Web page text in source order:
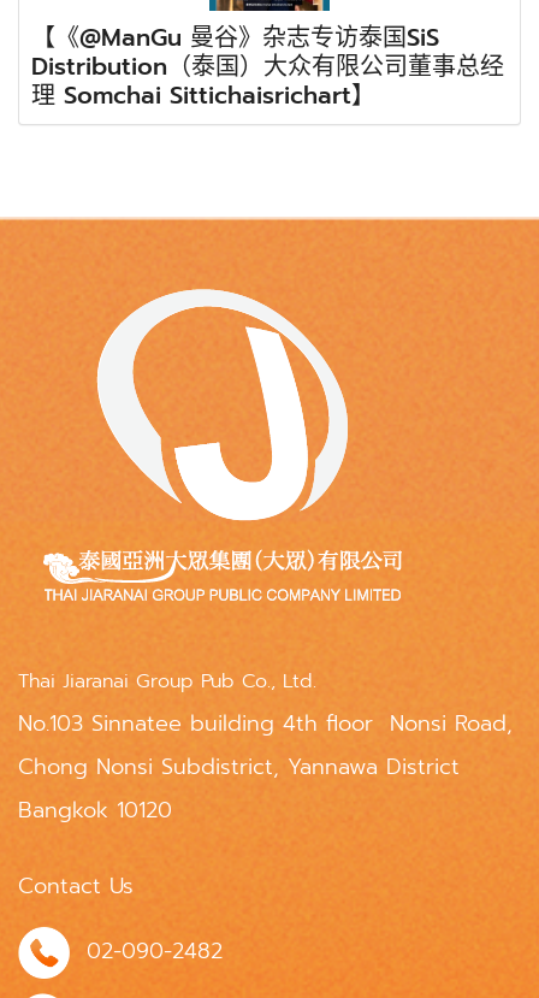
【《@ManGu 曼谷》杂志专访泰国SiS
Distribution（泰国）大众有限公司董事总经
理 Somchai Sittichaisrichart】
Thai Jiaranai Group Pub Co., Ltd.
No.103 Sinnatee building 4th floor Nonsi Road,
Chong Nonsi Subdistrict, Yannawa District
Bangkok 10120
Contact Us
02-090-2482